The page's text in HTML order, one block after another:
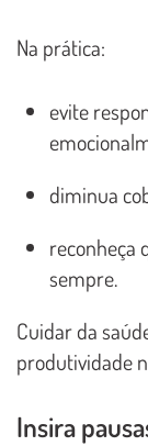
Na prática:
evite
diminua
reconheça
sempre.
Cuidar da
produtividade
Insira